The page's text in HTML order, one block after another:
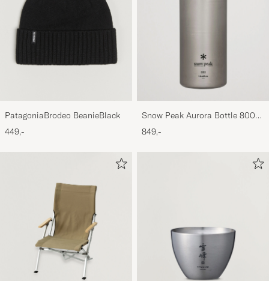
PatagoniaBrodeo BeanieBlack
449,-
Snow Peak Aurora Bottle 800
Titanium
849,-